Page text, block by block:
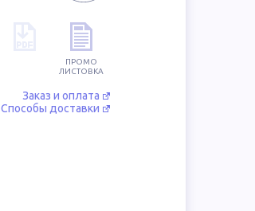
ПРОМО
ЛИСТОВКА
Заказ и оплата
Способы доставки